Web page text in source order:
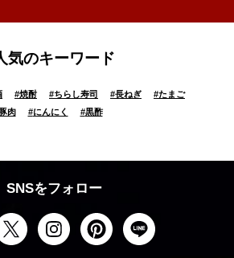
気のキーワード
#焼酎 #ちらし寿司 #長ねぎ #たまご
肉 #にんにく #黒酢
SNSをフォロー